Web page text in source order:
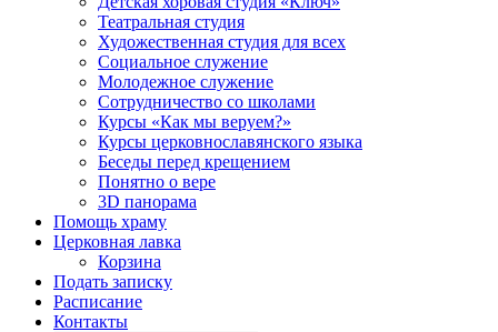
Театральная студия
Х​удожественная студия для всех
Социальное служение
Молодежное служение
Сотрудничество со школами
Курсы «Как мы веруем?»
Курсы церковнославянского языка
Беседы перед крещением
Понятно о вере
3D панорама
Помощь храму
Церковная лавка
Корзина
Подать записку
Расписание
Контакты